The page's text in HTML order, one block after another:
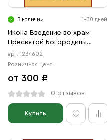
В наличии 1-30 дней
Икона Введение во храм
Пресвятой Богородицы
(АРТ.04602)
арт. 1234602
Розничная цена
от 300 ₽
0 отзывов
Купить